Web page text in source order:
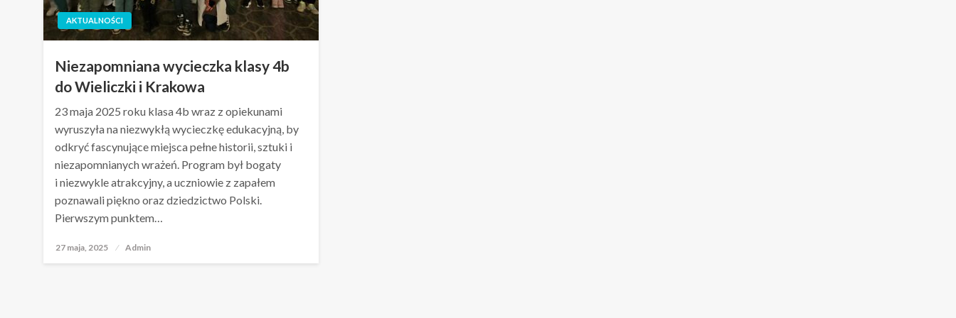
AKTUALNOŚCI
Niezapomniana wycieczka klasy 4b
do Wieliczki i Krakowa
23 maja 2025 roku klasa 4b wraz z opiekunami
wyruszyła na niezwykłą wycieczkę edukacyjną, by
odkryć fascynujące miejsca pełne historii, sztuki i
niezapomnianych wrażeń. Program był bogaty
i niezwykle atrakcyjny, a uczniowie z zapałem
poznawali piękno oraz dziedzictwo Polski.
Pierwszym punktem…
Opublikowane
27 maja, 2025 Admin